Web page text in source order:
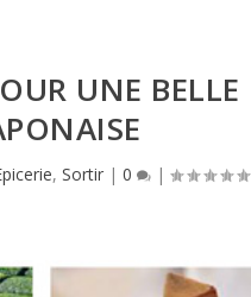
UNE BELLE
, Sortir| 0 |